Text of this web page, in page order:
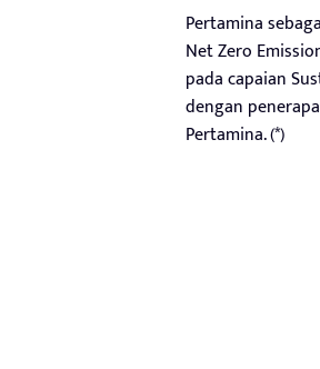
Pertamina
Net Zero
pada capaian
dengan
Pertamina. (*)